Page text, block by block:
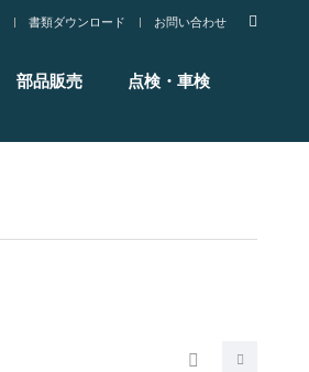
書類ダウンロード お問い合わせ
部品販売 点検・車検